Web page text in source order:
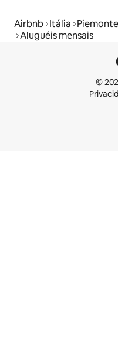
Airbnb Itália Piemonte
Aluguéis mensais
©